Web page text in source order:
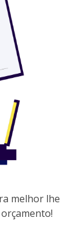
melhor lhe